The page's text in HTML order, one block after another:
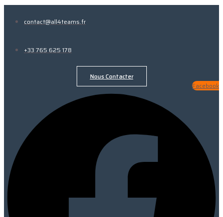
contact@all4teams.fr
+33 765 625 178
Nous Contacter
Facebook